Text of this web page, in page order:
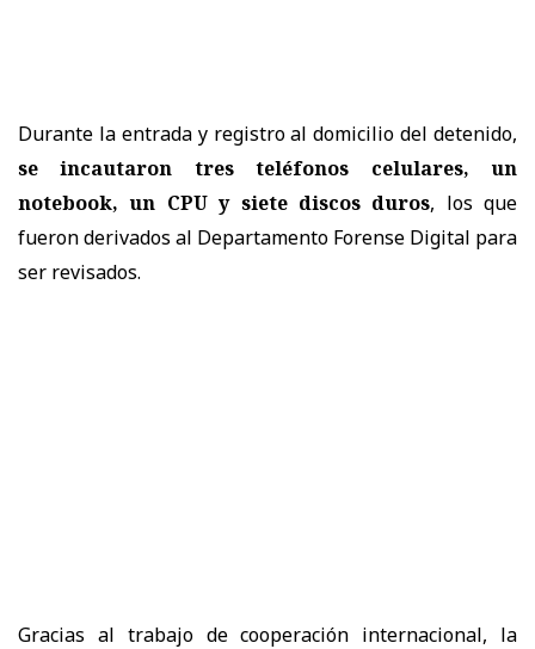
Durante la entrada y registro al domicilio del detenido,
se incautaron tres teléfonos celulares, un
notebook, un CPU y siete discos duros, los que
fueron derivados al Departamento Forense Digital para
ser revisados.
Gracias al trabajo de cooperación internacional, la